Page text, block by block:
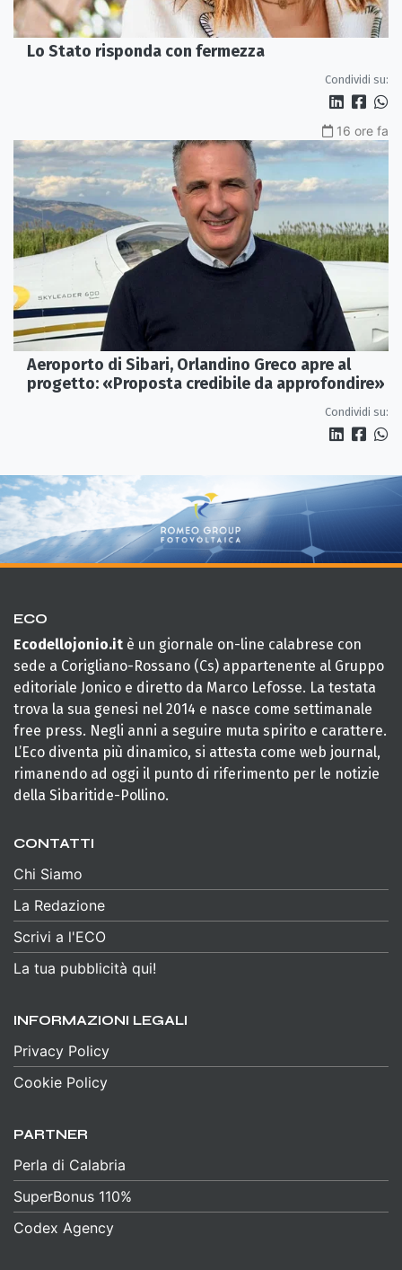
Lo Stato risponda con fermezza
Condividi su:
16 ore fa
Aeroporto di Sibari, Orlandino Greco apre al
progetto: «Proposta credibile da approfondire»
Condividi su:
ECO
Ecodellojonio.it è un giornale on-line calabrese con
sede a Corigliano-Rossano (Cs) appartenente al Gruppo
editoriale Jonico e diretto da Marco Lefosse. La testata
trova la sua genesi nel 2014 e nasce come settimanale
free press. Negli anni a seguire muta spirito e carattere.
L’Eco diventa più dinamico, si attesta come web journal,
rimanendo ad oggi il punto di riferimento per le notizie
della Sibaritide-Pollino.
CONTATTI
Chi Siamo
La Redazione
Scrivi a l'ECO
La tua pubblicità qui!
INFORMAZIONI LEGALI
Privacy Policy
Cookie Policy
PARTNER
Perla di Calabria
SuperBonus 110%
Codex Agency